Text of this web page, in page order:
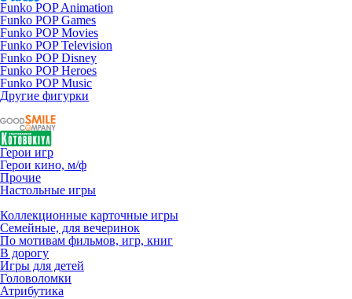
Funko POP Animation
Funko POP Games
Funko POP Movies
Funko POP Television
Funko POP Disney
Funko POP Heroes
Funko POP Music
Другие фигурки
Герои игр
Герои кино, м/ф
Прочие
Настольные игры
Коллекционные карточные игры
Семейные, для вечеринок
По мотивам фильмов, игр, книг
В дорогу
Игры для детей
Головоломки
Атрибутика